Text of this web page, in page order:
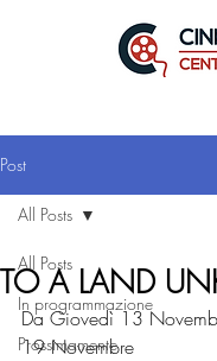
Post
All Posts
In programmazione
Prossimamente
All Posts
TO A LAND
Da Giovedì 13
19 Novembre